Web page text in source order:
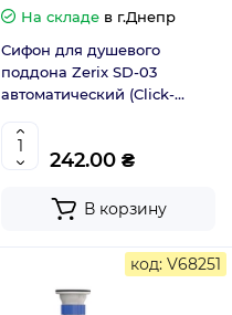
На складе в г.Днепр
Сифон для душевого
поддона Zerix SD-03
автоматический (Click-
(ZX5087)
242.00 ₴
В корзину
код: V68251